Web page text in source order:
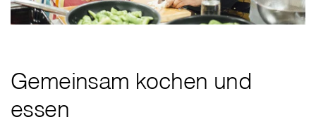
Gemeinsam kochen und
essen